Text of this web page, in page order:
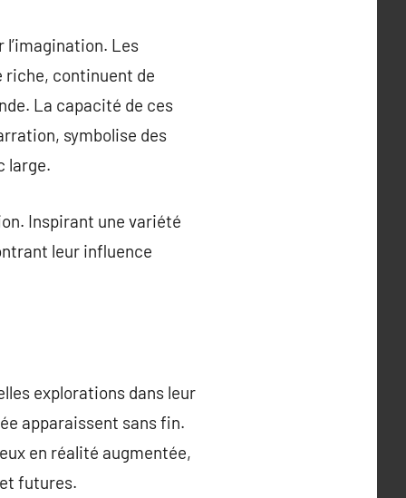
l’imagination. Les
riche, continuent de
La capacité de ces
symbolise des
large.
Inspirant une variété
leur influence
explorations dans leur
apparaissent sans fin.
en réalité augmentée,
futures.